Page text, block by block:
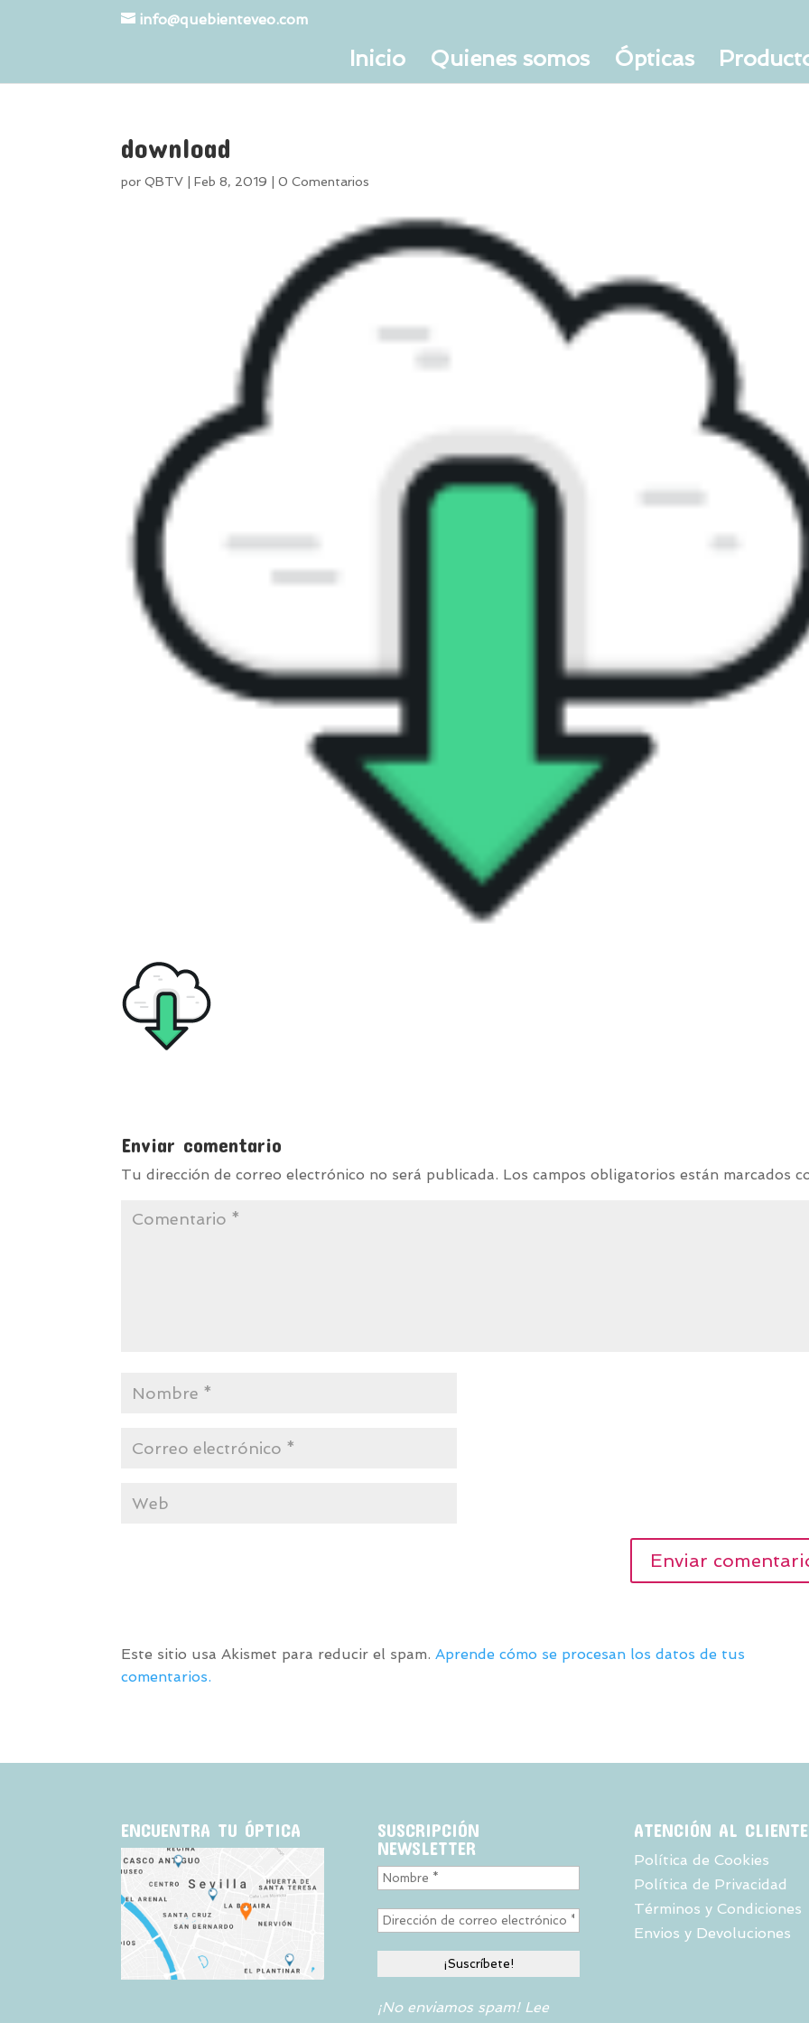
info@quebienteveo.com
Inicio Quienes somos Ópticas
download
porQBTV |Feb 8, 2019 |0 Comentarios
Enviar comentario
Tu dirección de correo electrónico no será publicada. Los campos obligatorios están marcados
Este sitio usa Akismet para reducir el spam.Aprende cómo se procesan los datos de tus
comentarios.
ENCUENTRA TU ÓPTICA
SUSCRIPCIÓN
NEWSLETTER
¡No enviamos spam! Lee
ATENCIÓN AL CLIENTE
Política de Cookies
Política de Privacidad
Términos y Condiciones
Envios y Devoluciones